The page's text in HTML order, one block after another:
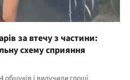
за втечу з частини:
схему сприяння